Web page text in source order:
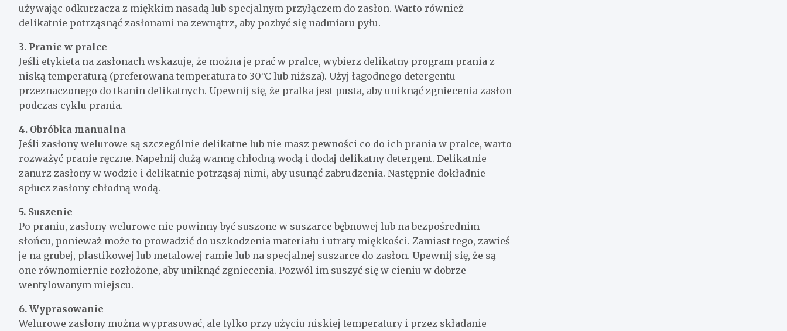
używając odkurzacza z miękkim nasadą lub specjalnym przyłączem do zasłon. Warto również
delikatnie potrząsnąć zasłonami na zewnątrz, aby pozbyć się nadmiaru pyłu.
3. Pranie w pralce
Jeśli etykieta na zasłonach wskazuje, że można je prać w pralce, wybierz delikatny program prania z
niską temperaturą (preferowana temperatura to 30°C lub niższa). Użyj łagodnego detergentu
przeznaczonego do tkanin delikatnych. Upewnij się, że pralka jest pusta, aby uniknąć zgniecenia zasłon
podczas cyklu prania.
4. Obróbka manualna
Jeśli zasłony welurowe są szczególnie delikatne lub nie masz pewności co do ich prania w pralce, warto
rozważyć pranie ręczne. Napełnij dużą wannę chłodną wodą i dodaj delikatny detergent. Delikatnie
zanurz zasłony w wodzie i delikatnie potrząsaj nimi, aby usunąć zabrudzenia. Następnie dokładnie
spłucz zasłony chłodną wodą.
5. Suszenie
Po praniu, zasłony welurowe nie powinny być suszone w suszarce bębnowej lub na bezpośrednim
słońcu, ponieważ może to prowadzić do uszkodzenia materiału i utraty miękkości. Zamiast tego, zawieś
je na grubej, plastikowej lub metalowej ramie lub na specjalnej suszarce do zasłon. Upewnij się, że są
one równomiernie rozłożone, aby uniknąć zgniecenia. Pozwól im suszyć się w cieniu w dobrze
wentylowanym miejscu.
6. Wyprasowanie
Welurowe zasłony można wyprasować, ale tylko przy użyciu niskiej temperatury i przez składanie